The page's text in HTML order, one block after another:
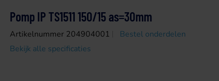
Pomp IP TS1511 150/15 as=30mm
Artikelnummer 204904001
Bestel onderdelen
Bekijk alle specificaties